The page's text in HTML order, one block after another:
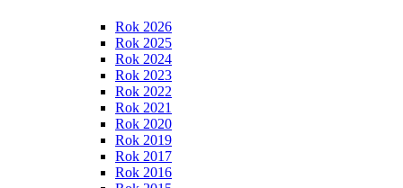
Rok 2026
Rok 2025
Rok 2024
Rok 2023
Rok 2022
Rok 2021
Rok 2020
Rok 2019
Rok 2017
Rok 2016